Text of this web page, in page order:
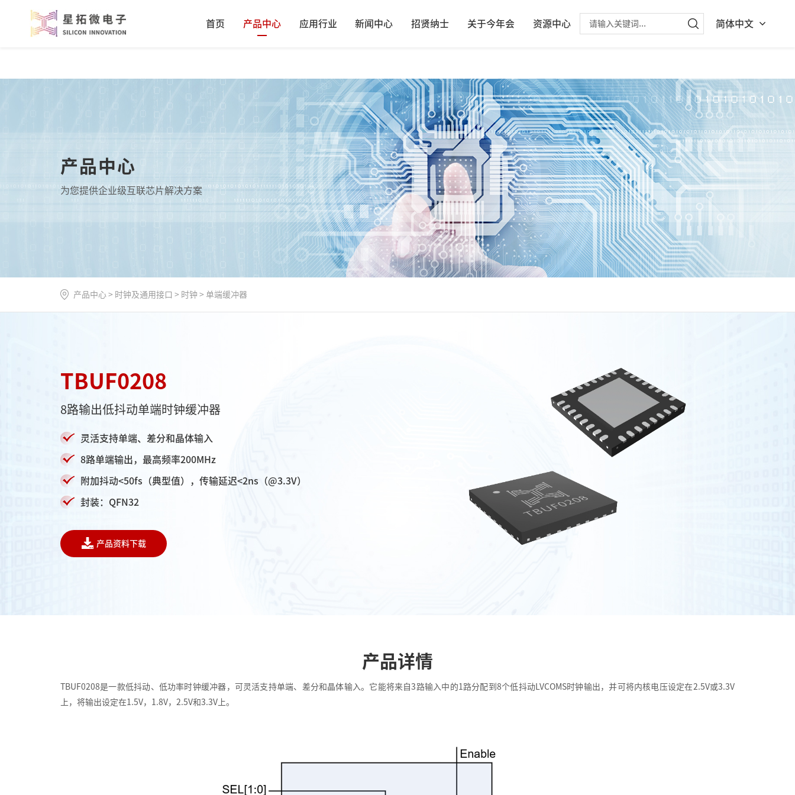
首页 产品中心 应用行业 新闻中心 招贤纳士 关于今年会 资源中心 简体中文
产品中心
为您提供企业级互联芯片解决方案
产品中心 > 时钟及通用接口 > 时钟 > 单端缓冲器
TBUF0208
8路输出低抖动单端时钟缓冲器
灵活支持单端、差分和晶体输入
8路单端输出，最高频率200MHz
附加抖动<50fs（典型值），传输延迟<2ns（@3.3V）
封装：QFN32
产品资料下载
产品详情
TBUF0208是一款低抖动、低功率时钟缓冲器，可灵活支持单端、差分和晶体输入。它能将来自3路输入中的1路分配到8个低抖动LVCOMS时钟输出，并可将内核电压设定在2.5V或3.3V
上，将输出设定在1.5V，1.8V，2.5V和3.3V上。